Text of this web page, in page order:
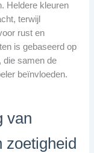
Heldere kleuren
terwijl
rust en
is gebaseerd op
die samen de
beïnvloeden.
van
zoetigheid